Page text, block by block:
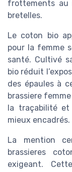
frottements au
bretelles.
Le coton bio
pour la femme
santé. Cultivé
bio réduit
des épaules à
brassiere
la traçabilité et
mieux encadrés.
La mention
brassieres
exigeant.